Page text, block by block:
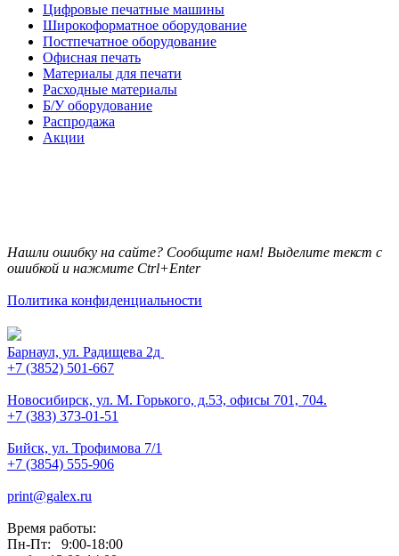
Цифровые печатные машины
Широкоформатное оборудование
Постпечатное оборудование
Офисная печать
Материалы для печати
Расходные материалы
Б/У оборудование
Распродажа
Акции
Нашли ошибку на сайте? Сообщите нам! Выделите текст с
ошибкой и нажмите Ctrl+Enter
Политика конфиденциальности
Барнаул, ул. Радищева 2д
+7 (3852) 501-667
Новосибирск, ул. М. Горького, д.53, офисы 701, 704.
+7 (383) 373-01-51
Бийск, ул. Трофимова 7/1
+7 (3854) 555-906
print@galex.ru
Время работы:
Пн-Пт: 9:00-18:00